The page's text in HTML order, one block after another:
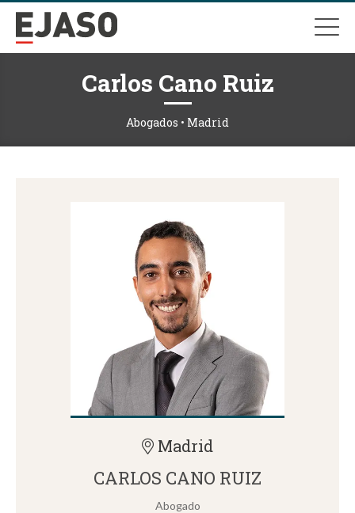
Carlos Cano Ruiz
Abogados • Madrid
Madrid
CARLOS CANO RUIZ
Abogado